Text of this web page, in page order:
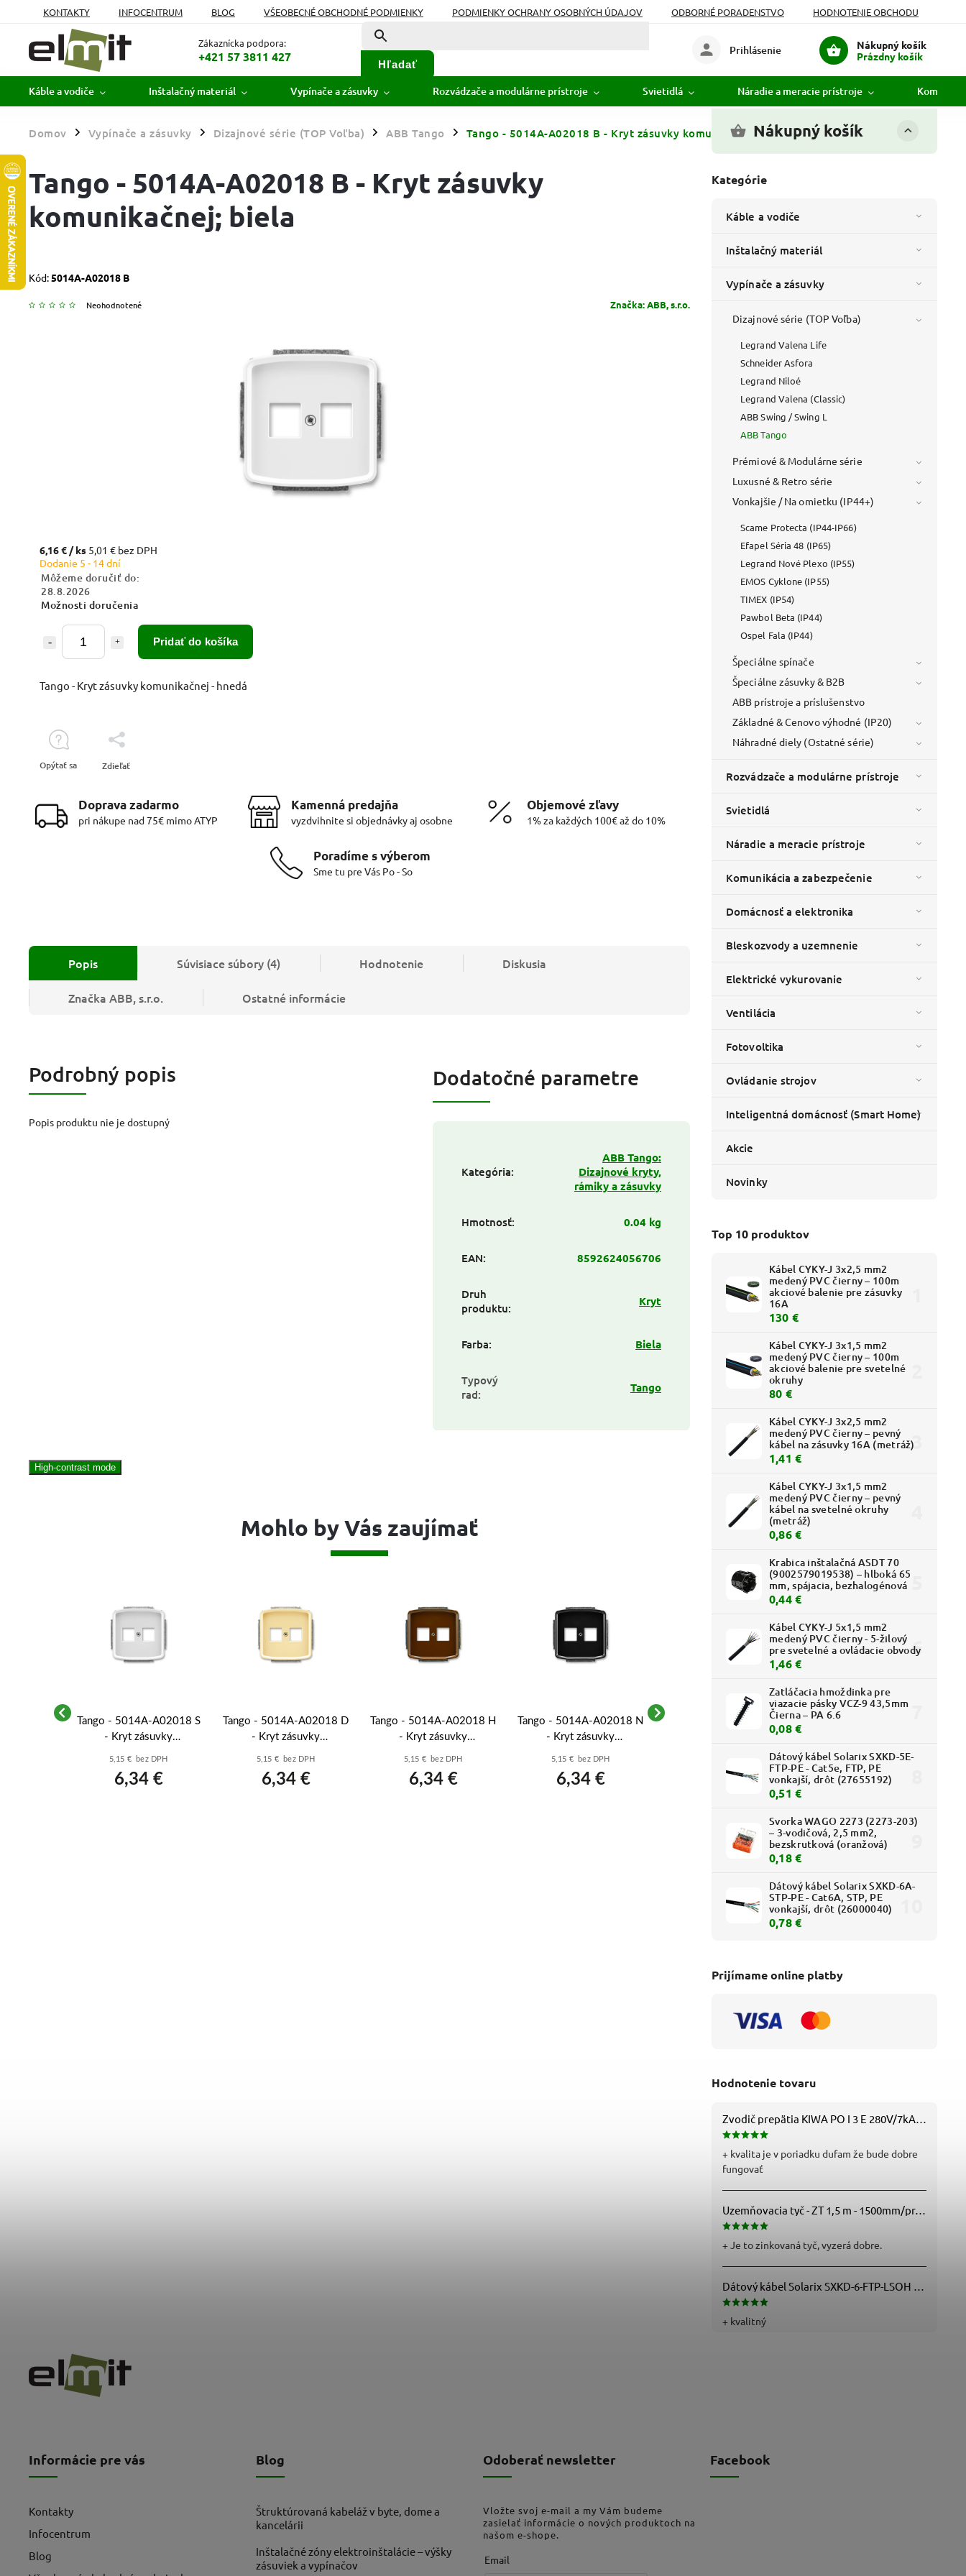
KONTAKTY INFOCENTRUM BLOG VŠEOBECNÉ OBCHODNÉ PODMIENKY PODMIENKY OCHRANY OSOBNÝCH ÚDAJOV ODBORNÉ PORADENSTVO
HODNOTENIE OBCHODU
MOJA OBJEDNÁVKA
Zákaznícka podpora:
+421 57 3811 427
Hľadať
Nákupný košík
Prázdny košík
Prihlásenie
Káble a vodiče Inštalačný materiál Vypínače a zásuvky Rozvádzače a modulárne prístroje Svietidlá Náradie a meracie prístroje
Domov / Vypínače a zásuvky / Dizajnové série (TOP Voľba) / ABB Tango / Tango - 5014A-A02018 B - Kryt zásuvky komunikačnej; bielaNákupný košík
Kategórie
Káble a vodiče
Inštalačný materiál
Vypínače a zásuvky
Dizajnové série (TOP Voľba)
Legrand Valena Life
Schneider Asfora
Legrand Niloé
Legrand Valena (Classic)
ABB Swing / Swing L
ABB Tango
Prémiové & Modulárne série
Luxusné & Retro série
Vonkajšie / Na omietku (IP44+)
Scame Protecta (IP44-IP66)
Efapel Séria 48 (IP65)
Legrand Nové Plexo (IP55)
EMOS Cyklone (IP55)
TIMEX (IP54)
Pawbol Beta (IP44)
Ospel Fala (IP44)
Špeciálne spínače
Špeciálne zásuvky & B2B
ABB prístroje a príslušenstvo
Základné & Cenovo výhodné (IP20)
Náhradné diely (Ostatné série)
Rozvádzače a modulárne prístroje
Svietidlá
Náradie a meracie prístroje
Komunikácia a zabezpečenie
Domácnosť a elektronika
Bleskozvody a uzemnenie
Elektrické vykurovanie
Ventilácia
Fotovoltika
Ovládanie strojov
Inteligentná domácnosť (Smart Home)
Akcie
Novinky
Top 10 produktov
Kábel CYKY-J 3x2,5 mm2
medený PVC čierny – 100m
akciové balenie pre zásuvky
16A
130 €
Kábel CYKY-J 3x1,5 mm2
medený PVC čierny – 100m
akciové balenie pre svetelné
okruhy
80 €
Kábel CYKY-J 3x2,5 mm2
medený PVC čierny – pevný
kábel na zásuvky 16A (metráž)
1,41 €
Kábel CYKY-J 3x1,5 mm2
medený PVC čierny – pevný
kábel na svetelné okruhy
(metráž)
0,86 €
Krabica inštalačná ASDT 70
(9002579019538) – hlboká 65
mm, spájacia, bezhalogénová
0,44 €
Kábel CYKY-J 5x1,5 mm2
medený PVC čierny - 5-žilový
pre svetelné a ovládacie obvody
1,46 €
Zatláčacia hmoždinka pre
viazacie pásky VCZ-9 43,5mm
Čierna – PA 6.6
0,08 €
Dátový kábel Solarix SXKD-5E-
FTP-PE - Cat5e, FTP, PE
vonkajší, drôt (27655192)
0,51 €
Svorka WAGO 2273 (2273-203)
– 3-vodičová, 2,5 mm2,
bezskrutková (oranžová)
0,18 €
Dátový kábel Solarix SXKD-6A-
STP-PE - Cat6A, STP, PE
vonkajší, drôt (26000040)
0,78 €
Prijímame online platby
Hodnotenie tovaru
+ kvalita je v poriadku dufam že bude dobre
fungovať
Uzemňovacia tyč - ZT 1,5 m - 1500mm/pr.25mm - Fe/Zn - f712112
+ Je to zinkovaná tyč, vyzerá dobre.
+ kvalitný
Tango - 5014A-A02018 B - Kryt zásuvky
komunikačnej; biela
Kód:5014A-A02018 B
Neohodnotené Značka:ABB, s.r.o.
6,16 € / ks 5,01 € bez DPH
Dodanie 5 - 14 dní
Môžeme doručiť do:
28.8.2026
Možnosti doručenia
Pridať do košíka
Tango - Kryt zásuvky komunikačnej - hnedá
Opýtať sa Zdieľať
Doprava zadarmo
pri nákupe nad 75€ mimo ATYP
Kamenná predajňa
vyzdvihnite si objednávky aj osobne
Objemové zľavy
1% za každých 100€ až do 10%
Poradíme s výberom
Sme tu pre Vás Po - So
Popis Súvisiace súbory (4) Hodnotenie Diskusia
Značka ABB, s.r.o. Ostatné informácie
Podrobný popis
Popis produktu nie je dostupný
Dodatočné parametre
Kategória:
ABB Tango:
Dizajnové kryty,
rámiky a zásuvky
Hmotnosť: 0.04 kg
EAN: 8592624056706
Druh
produktu: Kryt
Farba: Biela
Typový
rad: Tango
High-contrast mode
Mohlo by Vás zaujímať
Tango - 5014A-A02018 S
- Kryt zásuvky
5,15 € bez DPH
6,34 €
Tango - 5014A-A02018 D
- Kryt zásuvky
5,15 € bez DPH
6,34 €
Tango - 5014A-A02018 H
- Kryt zásuvky
5,15 € bez DPH
6,34 €
Tango - 5014A-A02018 N
- Kryt zásuvky
5,15 € bez DPH
6,34 €
Tango - 5014A-A02018
komunikačnej; vresová
červená
6,03 €
Tango - 5014A-A02018 C
komunikačnej; slonová
kosť
5,15 € bez DPH
6,34 €
Informácie pre vás
Kontakty
Infocentrum
Blog
Blog
Štruktúrovaná kabeláž v byte, dome a
kancelárii
Inštalačné zóny elektroinštalácie – výšky
zásuviek a vypínačov
Odoberať newsletter
Vložte svoj e-mail a my Vám budeme
zasielať informácie o nových produktoch na
našom e-shope.
Email
Facebook